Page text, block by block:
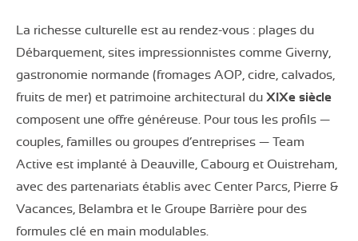
La richesse culturelle est au rendez-vous : plages du
Débarquement, sites impressionnistes comme Giverny,
gastronomie normande (fromages AOP, cidre, calvados,
fruits de mer) et patrimoine architectural du XIXe siècle
composent une offre généreuse. Pour tous les profils —
couples, familles ou groupes d’entreprises — Team
Active est implanté à Deauville, Cabourg et Ouistreham,
avec des partenariats établis avec Center Parcs, Pierre &
Vacances, Belambra et le Groupe Barrière pour des
formules clé en main modulables.